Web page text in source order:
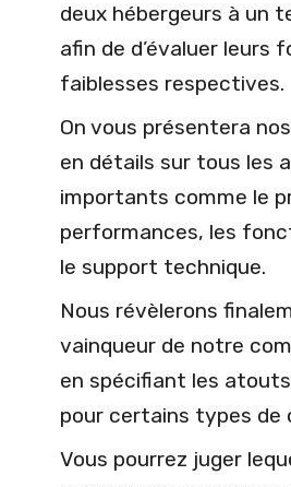
deux hébergeurs à un
afin de d’évaluer leurs
faiblesses respectives.
On vous présentera
en détails sur tous les
importants comme le
performances, les
le support technique.
Nous révèlerons
vainqueur de notre
en spécifiant les
pour certains types de
Vous pourrez juger